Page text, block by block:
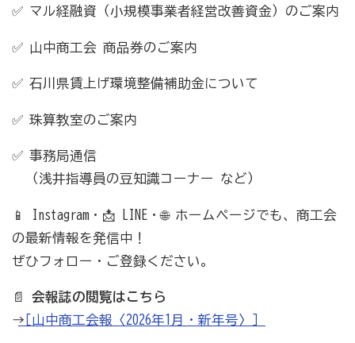
✅ マル経融資（小規模事業者経営改善資金）のご案内
✅ 山中商工会 商品券のご案内
✅ 石川県賃上げ環境整備補助金について
✅ 珠算教室のご案内
✅ 事務局通信
（浅井指導員の豆知識コーナー など）
📱 Instagram・📩 LINE・🌐 ホームページでも、商工会
の最新情報を発信中！
ぜひフォロー・ご登録ください。
📄 会報誌の閲覧はこちら
→［山中商工会報〈2026年1月・新年号〉］
度）
（商工会の業務災害保険）
海外での知財係争による経営リスクから皆様をお守りし
険）
情報漏えいリスクの備えに（情報漏えい保険）
商工会のサービス
経理・記帳代行
[商工会員限定]初期費用も月額料金も0円!「グーペ」な